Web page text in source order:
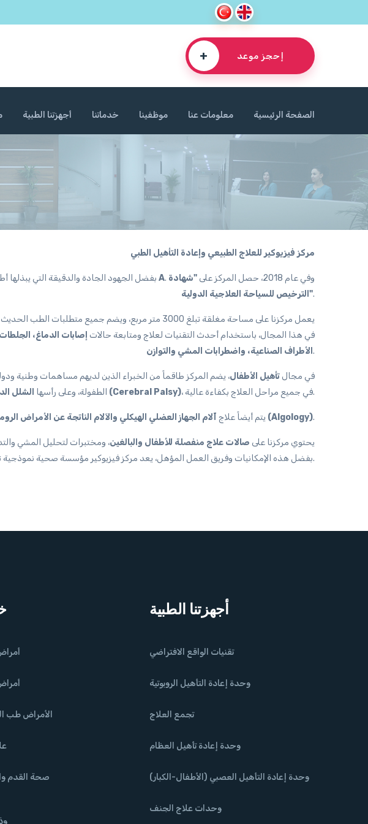
+ إحجز موعد
أجهزتنا الطبية خدماتنا موظفينا معلومات عنا الصفحة الرئيسية
مركز فيزيوكير للعلاج الطبيعي وإعادة التأهيل الطبي
بفضل الجهود الجادة والدقيقة التي النوع A . وفي عام 2018، حصل المركز على
"شهادة
الترخيص للسياحة العلاجية الدولية".
يعمل مركزنا على مساحة مغلقة تبلغ 3000 متر مربع،
في هذا المجال، باستخدام أحدث التقنيات لعلاج ومتابعة حالات إصابات الدماغ،
الأطراف الصناعية، واضطرابات المشي والتوازن .
في مجال تأهيل الأطفال، يضم المركز طاقماً من الخبراء الذين لديهم مساهمات وطنية
الطفولة، وعلى رأسها الشلل الدماغي (Cerebral Palsy) ، في جميع مراحل العلاج بكفاءة عالية.
يتم أيضاً علاج آلام الجهاز العضلي الهيكلي والآلام الناتجة عن الأمراض طب الألم (Algology).
يحتوي مركزنا على صالات علاج منفصلة للأطفال والبالغين، ومختبرات لتحليل المشي
بفضل هذه الإمكانيات وفريق العمل المؤهل، يعد مركز فيزيوكير مؤسسة صحية نموذجية.
الأمراض طب
صحة القدم
أجهزتنا الطبية
تقنيات الواقع الافتراضي
وحدة إعادة التأهيل الروبوتية
تجمع العلاج
وحدة إعادة تأهيل العظام
وحدة إعادة التأهيل العصبي (الأطفال-الكبار)
وحدات علاج الجنف